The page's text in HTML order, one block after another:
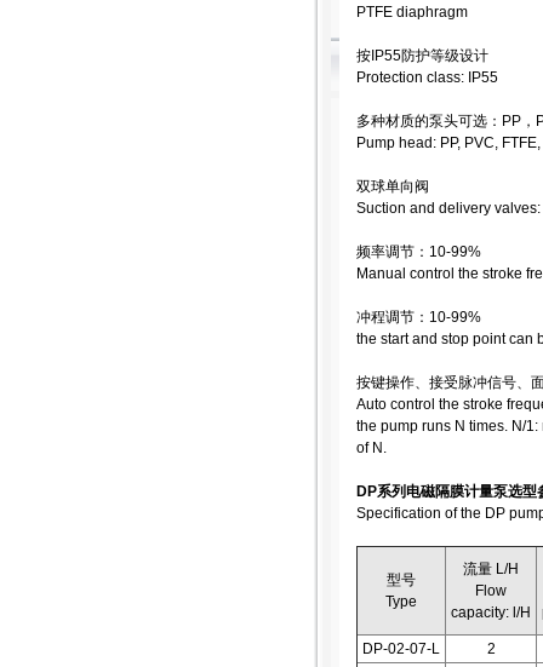
PTFE diaphragm
按IP55防护等级设计
Protection class: IP55
多种材质的泵头可选：PP，
Pump head: PP, PVC,
双球单向阀
Suction and delivery
频率调节：10-99%
Manual control the stroke
冲程调节：10-99%
the start and stop point can
按键操作、接受脉冲信号、
Auto control the stroke
the pump runs N times. N/
of N.
DP系列电磁隔膜计量泵选型
Specification of the DP
型号
Type
流量 L/H
Flow
capacity: l/H
DP-02-07-L
2